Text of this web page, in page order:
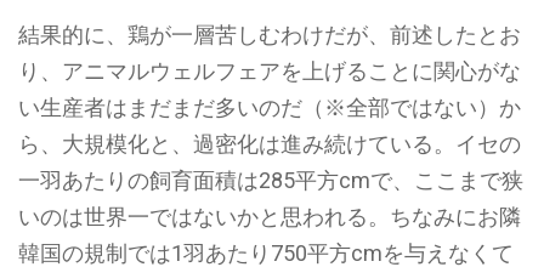
結果的に、鶏が一層苦しむわけだが、前述したとお
り、アニマルウェルフェアを上げることに関心がな
い生産者はまだまだ多いのだ（※全部ではない）か
ら、大規模化と、過密化は進み続けている。イセの
一羽あたりの飼育面積は285平方cmで、ここまで狭
いのは世界一ではないかと思われる。ちなみにお隣
韓国の規制では1羽あたり750平方cmを与えなくて